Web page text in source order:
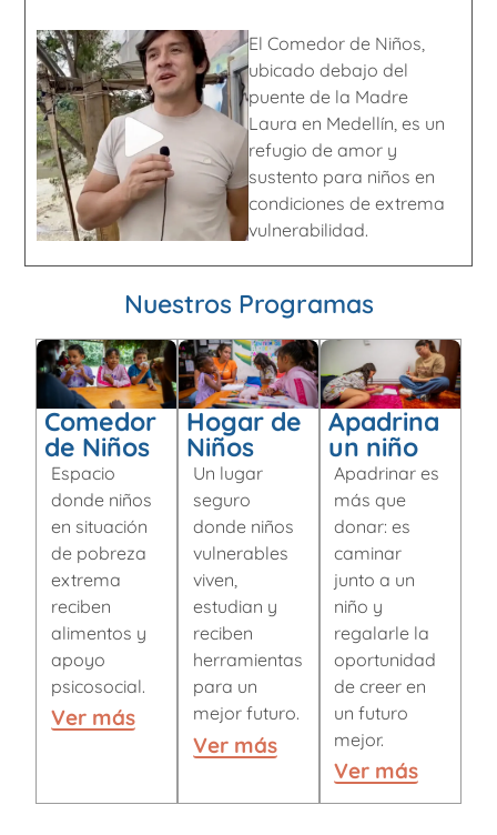
El Comedor de Niños,
ubicado debajo del
puente de la Madre
Laura en Medellín, es un
refugio de amor y
sustento para niños en
condiciones de extrema
vulnerabilidad.
Nuestros Programas
Comedor
de Niños
Espacio
donde niños
en situación
de pobreza
extrema
reciben
alimentos y
apoyo
psicosocial.
Ver más
Hogar de
Niños
Un lugar
seguro
donde niños
vulnerables
viven,
estudian y
reciben
herramientas
para un
mejor futuro.
Ver más
Apadrina
un niño
Apadrinar es
más que
donar: es
caminar
junto a un
niño y
regalarle la
oportunidad
de creer en
un futuro
mejor.
Ver más